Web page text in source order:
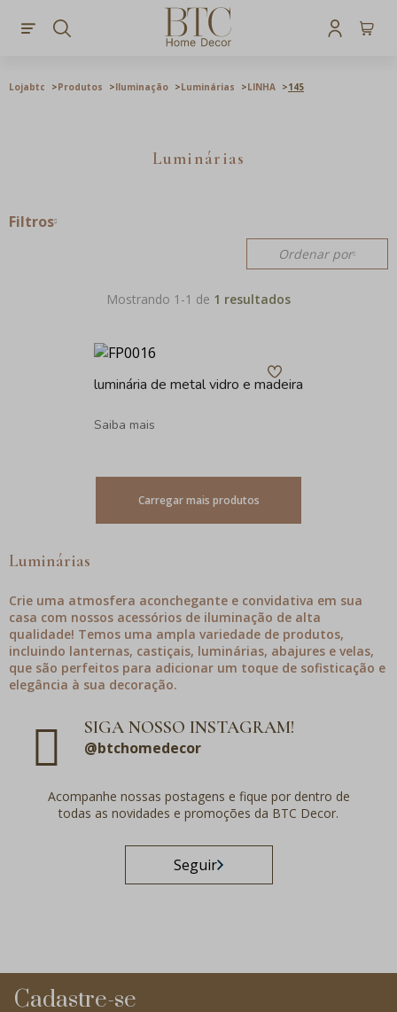
Lojabtc Produtos Iluminação Luminárias LINHA 145
Luminárias
Mostrando 1-1 de 1 resultados
Filtros
Ordenar por
luminária de metal vidro e madeira
Saiba mais
Carregar mais produtos
Luminárias
Crie uma atmosfera aconchegante e convidativa em sua
casa com nossos acessórios de iluminação de alta
qualidade! Temos uma ampla variedade de produtos,
incluindo lanternas, castiçais, luminárias, abajures e velas,
que são perfeitos para adicionar um toque de sofisticação e
elegância à sua decoração.
SIGA NOSSO INSTAGRAM!
@btchomedecor
Acompanhe nossas postagens e fique por dentro de
todas as novidades e promoções da BTC Decor.
Seguir
Cadastre-se